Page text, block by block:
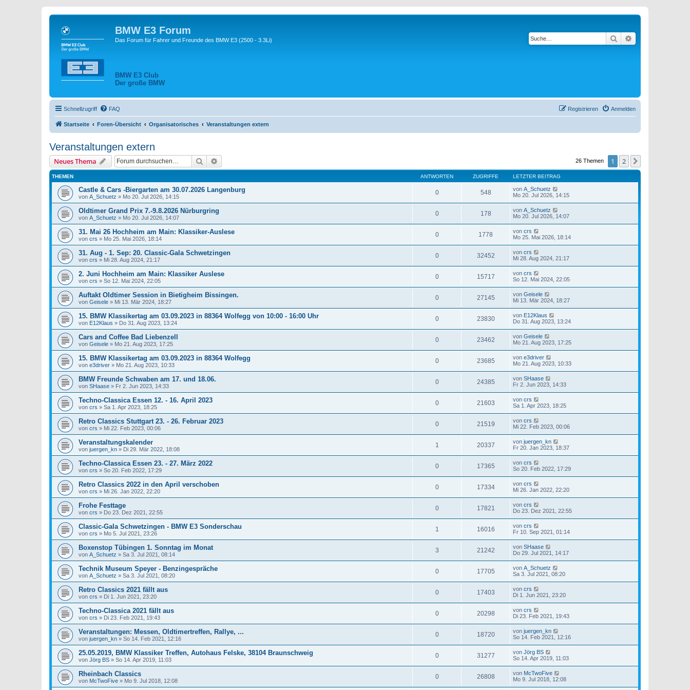
BMW E3 Forum
Das Forum für Fahrer und Freunde des BMW E3 (2500 - 3.3Li)
BMW E3 Club
Der große BMW
Suche
Schnellzugriff FAQ Anmelden
Registrieren
Startseite Foren-Übersicht Organisatorisches Veranstaltungen extern
Veranstaltungen extern
Neues Thema Suche 26 Themen 1 2
THEMEN ANTWORTEN ZUGRIFFE LETZTER BEITRAG
Castle & Cars -Biergarten am 30.07.2026 Langenburg
von A_Schuetz » Mo 20. Jul 2026, 14:15
0 548 von A_Schuetz
Mo 20. Jul 2026, 14:15
Oldtimer Grand Prix 7.-9.8.2026 Nürburgring
von A_Schuetz » Mo 20. Jul 2026, 14:07
0 178 von A_Schuetz
Mo 20. Jul 2026, 14:07
31. Mai 26 Hochheim am Main: Klassiker-Auslese
von crs » Mo 25. Mai 2026, 18:14
0 1778 von crs
Mo 25. Mai 2026, 18:14
31. Aug - 1. Sep: 20. Classic-Gala Schwetzingen
von crs » Mi 28. Aug 2024, 21:17
0 32452 von crs
Mi 28. Aug 2024, 21:17
2. Juni Hochheim am Main: Klassiker Auslese
von crs » So 12. Mai 2024, 22:05
0 15717 von crs
So 12. Mai 2024, 22:05
Auftakt Oldtimer Session in Bietigheim Bissingen.
von Geisele » Mi 13. Mär 2024, 18:27
0 27145 von Geisele
Mi 13. Mär 2024, 18:27
15. BMW Klassikertag am 03.09.2023 in 88364 Wolfegg von 10:00 - 16:00 Uhr
von E12Klaus » Do 31. Aug 2023, 13:24
0 23830 von E12Klaus
Do 31. Aug 2023, 13:24
Cars and Coffee Bad Liebenzell
von Geisele » Mo 21. Aug 2023, 17:25
0 23462 von Geisele
Mo 21. Aug 2023, 17:25
15. BMW Klassikertag am 03.09.2023 in 88364 Wolfegg
von e3driver » Mo 21. Aug 2023, 10:33
0 23685 von e3driver
Mo 21. Aug 2023, 10:33
BMW Freunde Schwaben am 17. und 18.06.
von SHaase » Fr 2. Jun 2023, 14:33
0 24385 von SHaase
Fr 2. Jun 2023, 14:33
Techno-Classica Essen 12. - 16. April 2023
von crs » Sa 1. Apr 2023, 18:25
0 21603 von crs
Sa 1. Apr 2023, 18:25
Retro Classics Stuttgart 23. - 26. Februar 2023
von crs » Mi 22. Feb 2023, 00:06
0 21519 von crs
Mi 22. Feb 2023, 00:06
Veranstaltungskalender
von juergen_kn » Di 29. Mär 2022, 18:08
1 20337 von juergen_kn
Fr 20. Jan 2023, 18:37
Techno-Classica Essen 23. - 27. März 2022
von crs » So 20. Feb 2022, 17:29
0 17365 von crs
So 20. Feb 2022, 17:29
Retro Classics 2022 in den April verschoben
von crs » Mi 26. Jan 2022, 22:20
0 17334 von crs
Mi 26. Jan 2022, 22:20
Frohe Festtage
von crs » Do 23. Dez 2021, 22:55
0 17821 von crs
Do 23. Dez 2021, 22:55
Classic-Gala Schwetzingen - BMW E3 Sonderschau
von crs » Mo 5. Jul 2021, 23:26
1 16016 von crs
Fr 10. Sep 2021, 01:14
Boxenstop Tübingen 1. Sonntag im Monat
von A_Schuetz » Sa 3. Jul 2021, 08:14
3 21242 von SHaase
Do 29. Jul 2021, 14:17
Technik Museum Speyer - Benzingespräche
von A_Schuetz » Sa 3. Jul 2021, 08:20
0 17705 von A_Schuetz
Sa 3. Jul 2021, 08:20
Retro Classics 2021 fällt aus
von crs » Di 1. Jun 2021, 23:20
0 17403 von crs
Di 1. Jun 2021, 23:20
Techno-Classica 2021 fällt aus
von crs » Di 23. Feb 2021, 19:43
0 20298 von crs
Di 23. Feb 2021, 19:43
Veranstaltungen: Messen, Oldtimertreffen, Rallye, ...
von juergen_kn » So 14. Feb 2021, 12:16
0 18720 von juergen_kn
So 14. Feb 2021, 12:16
25.05.2019, BMW Klassiker Treffen, Autohaus Felske, 38104 Braunschweig
von Jörg BS » So 14. Apr 2019, 11:03
0 31277 von Jörg BS
So 14. Apr 2019, 11:03
Rheinbach Classics
von McTwoFive » Mo 9. Jul 2018, 12:08
0 26808 von McTwoFive
Mo 9. Jul 2018, 12:08